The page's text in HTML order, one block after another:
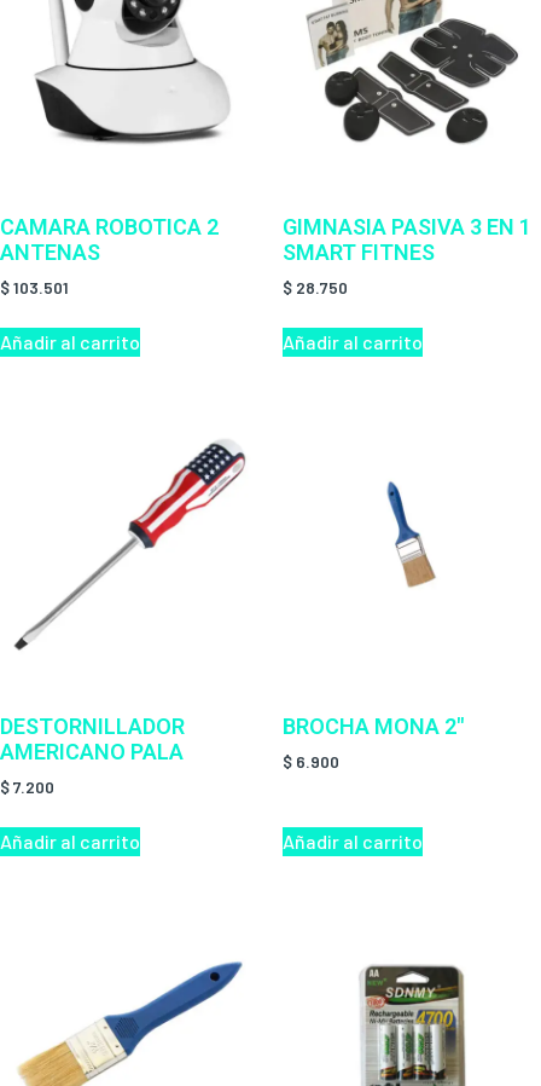
CAMARA ROBOTICA 2
ANTENAS
$103.501
Añadir al carrito
GIMNASIA PASIVA 3 EN 1
SMART FITNES
$ 28.750
Añadir al carrito
DESTORNILLADOR
AMERICANO PALA
$7.200
Añadir al carrito
BROCHA MONA 2″
$ 6.900
Añadir al carrito